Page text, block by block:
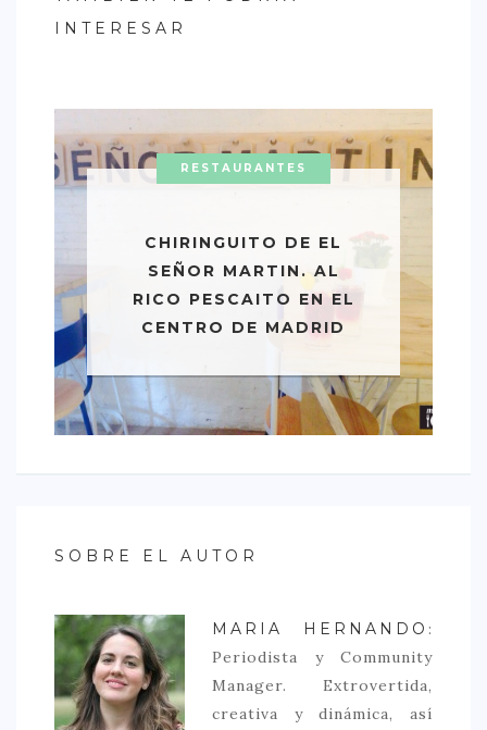
INTERESAR
RESTAURANTES
CHIRINGUITO DE EL
SEÑOR MARTIN. AL
RICO PESCAITO EN EL
CENTRO DE MADRID
SOBRE EL AUTOR
MARIA HERNANDO :
Periodista y Community
Manager. Extrovertida,
creativa y dinámica, así